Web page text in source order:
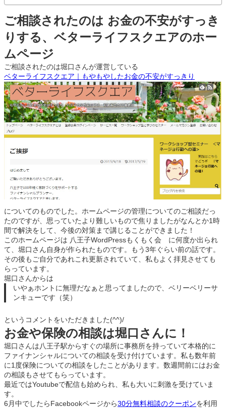
ご相談されたのは お金の不安がすっき
りする、ベターライフスクエアのホー
ムページ
ご相談されたのは堀口さんが運営している
ベターライフスクエア｜もやもやしたお金の不安がすっきり
についてのものでした。ホームページの管理についてのご相談だっ
たのですが、思っていたより難しいもので焦りましたがなんとか1時
間で解決をして、今後の対策まで講じることができました！
このホームページは 八王子WordPressもくもく会 に何度か出られ
て、堀口さん自身が作られたものです。もう3年ぐらい前の話です。
その後もご自分であれこれ更新されていて、私もよく拝見させても
らっています。
堀口さんからは
いやぁホントに無理だなぁと思ってましたので、ベリーベリーサ
ンキューです（笑）
というコメントをいただきました(^^)/
お金や保険の相談は堀口さんに！
堀口さんは八王子駅からすぐの場所に事務所を持っていて本格的に
ファイナンシャルについての相談を受け付けています。私も数年前
に1度保険についての相談をしたことがあります。数週間前にはお金
の相談もさせてもらっています。
最近ではYoutubeで配信も始められ、私も大いに刺激を受けていま
す。
6月中でしたらFacebookページから30分無料相談のクーポンを利用